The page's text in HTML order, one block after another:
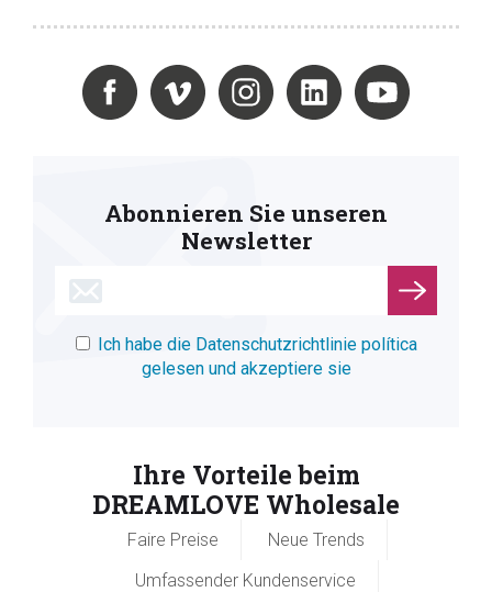
Abonnieren Sie unseren
Newsletter
Ich habe die Datenschutzrichtlinie política
gelesen und akzeptiere sie
Ihre Vorteile beim
DREAMLOVE Wholesale
Faire Preise
Neue Trends
Umfassender Kundenservice